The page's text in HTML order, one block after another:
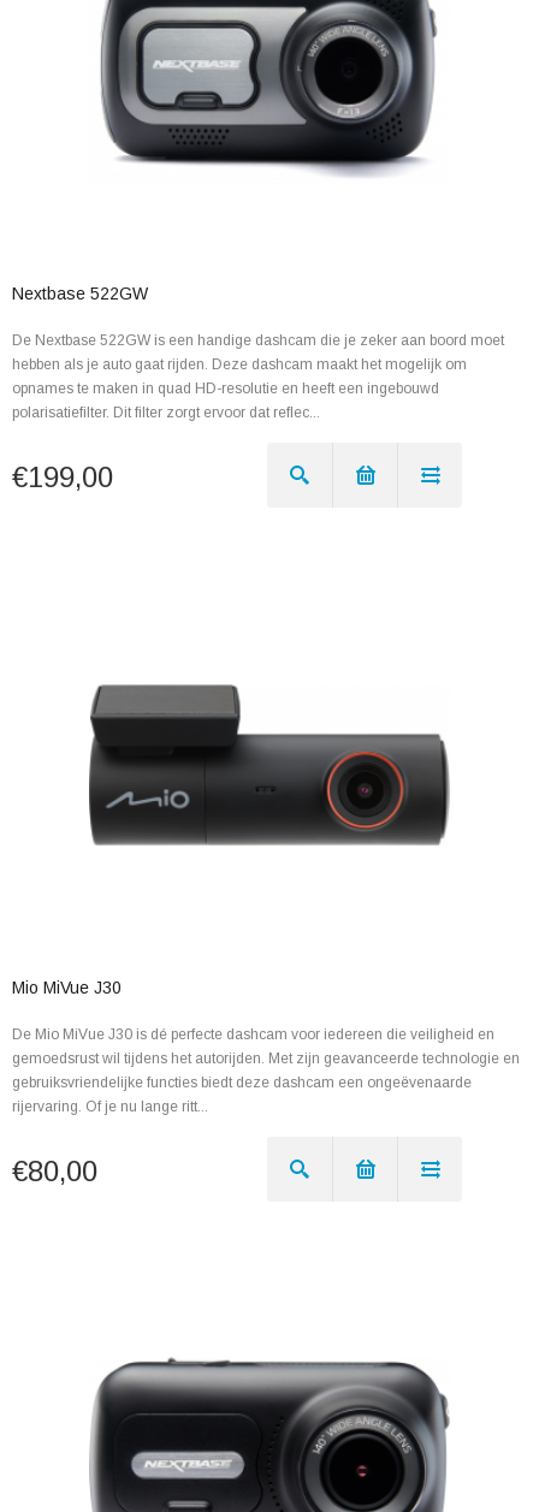
Nextbase 522GW
De Nextbase 522GW is een handige dashcam die je zeker aan boord moet
hebben als je auto gaat rijden. Deze dashcam maakt het mogelijk om
opnames te maken in quad HD-resolutie en heeft een ingebouwd
polarisatiefilter. Dit filter zorgt ervoor dat reflec...
€199,00
Mio MiVue J30
De Mio MiVue J30 is dé perfecte dashcam voor iedereen die veiligheid en
gemoedsrust wil tijdens het autorijden. Met zijn geavanceerde technologie en
gebruiksvriendelijke functies biedt deze dashcam een ongeëvenaarde
rijervaring. Of je nu lange ritt...
€80,00